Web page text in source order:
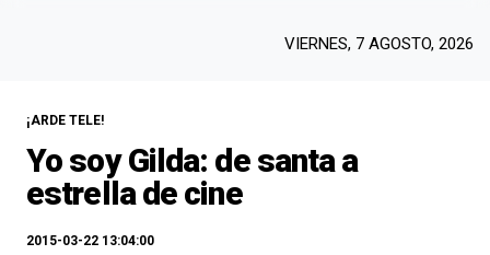
VIERNES, 7 AGOSTO, 2026
¡ARDE TELE!
Yo soy Gilda: de santa a
estrella de cine
2015-03-22 13:04:00